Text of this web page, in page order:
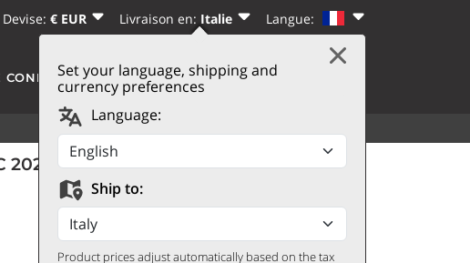
Devise: € EUR Livraison en: Italie Langue:
Set your language, shipping and
currency preferences
Language:
Ship to:
Product prices adjust automatically based on the tax
CONNECTER | S’INSCRIRE PANIER
AUTRES
2022 Voliero